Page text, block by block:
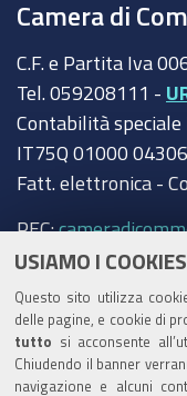
USIAMO I COOKIES
Questo sito utilizza
delle pagine, e cookie di
tutto si acconsente
Chiudendo il banner
navigazione e alcuni
Camera di
C.F. e Partita Iva
Tel. 059208111 -
Contabilità speciale
IT75Q 01000
Fatt. elettronica -
PEC:
Trasparenza
Amministrazione
Albo Camerale